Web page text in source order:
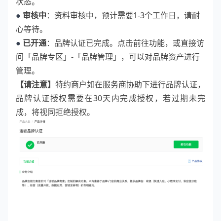
● 审核中：资料审核中，预计需要1-3个工作日，请耐
心等待。
● 已开通：品牌认证已完成。点击前往功能，或直接访
问「品牌专区」-「品牌管理」，可以对品牌资产进行
管理。
【请注意】 特约商户如在服务商协助下进行品牌认证，
品牌认证授权需要在30天内完成授权，若过期未完
成，将视同拒绝授权。